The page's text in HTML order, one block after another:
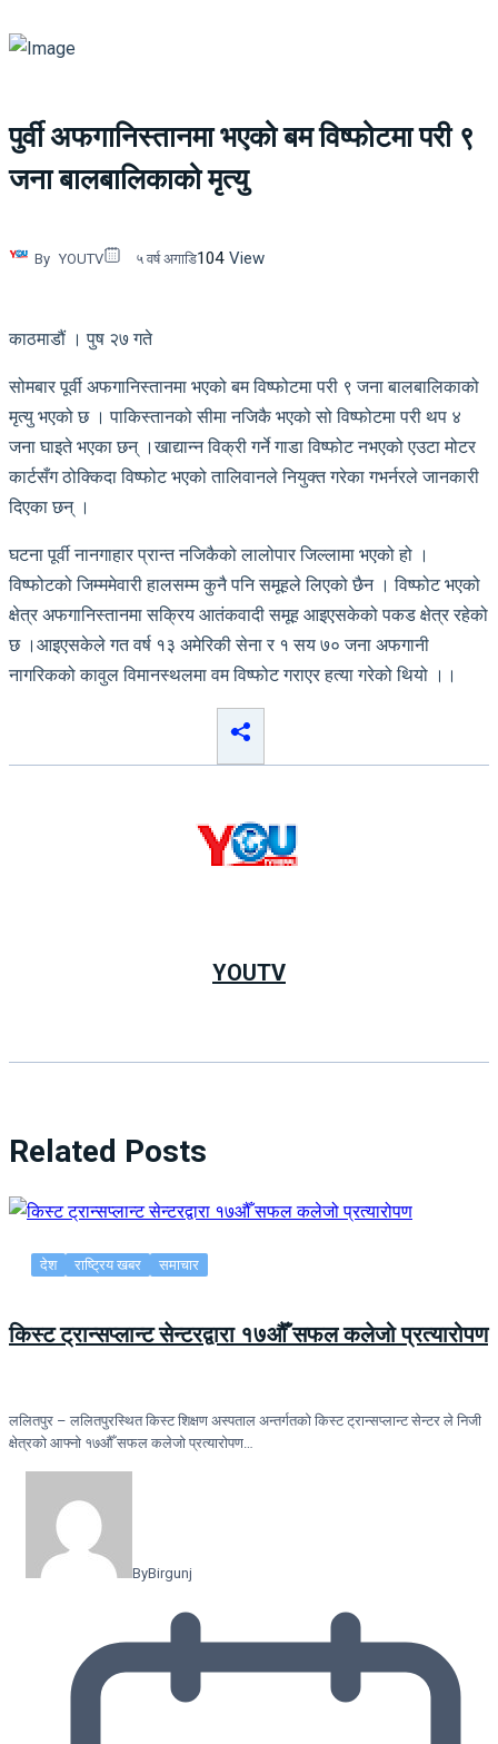
पुर्वी अफगानिस्तानमा भएको बम विष्फोटमा परी ९
जना बालबालिकाको मृत्यु
By YOUTV ५ वर्ष अगाडि104 View
काठमाडौं । पुष २७ गते
सोमबार पूर्वी अफगानिस्तानमा भएको बम विष्फोटमा परी ९ जना बालबालिकाको
मृत्यु भएको छ । पाकिस्तानको सीमा नजिकै भएको सो विष्फोटमा परी थप ४
जना घाइते भएका छन् ।खाद्यान्न विक्री गर्ने गाडा विष्फोट नभएको एउटा मोटर
कार्टसँग ठोक्कि‌दा विष्फोट भएको तालिवानले नियुक्त गरेका गभर्नरले जानकारी
दिएका छन् ।
घटना पूर्वी नानगाहार प्रान्त नजिकैको लालोपार जिल्लामा भएको हो ।
विष्फोटको जिम्ममेवारी हालसम्म कुनै पनि समूहले लिएको छैन । विष्फोट भएको
क्षेत्र अफगानिस्तानमा सक्रिय आतंकवादी समूह आइएसकेको पकड क्षेत्र रहेको
छ ।आइएसकेले गत वर्ष १३ अमेरिकी सेना र १ सय ७० जना अफगानी
नागरिकको कावुल विमानस्थलमा वम विष्फोट गराएर हत्या गरेको थियो ।।
YOUTV
Related Posts
देश राष्ट्रिय खबर समाचार
किस्ट ट्रान्सप्लान्ट सेन्टरद्वारा १७औँ सफल कलेजो प्रत्यारोपण
ललितपुर – ललितपुरस्थित किस्ट शिक्षण अस्पताल अन्तर्गतको किस्ट ट्रान्सप्लान्ट सेन्टर ले निजी
क्षेत्रको आफ्नो १७औँ सफल कलेजो प्रत्यारोपण…
ByBirgunj